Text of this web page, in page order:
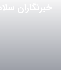
خبرنگاران